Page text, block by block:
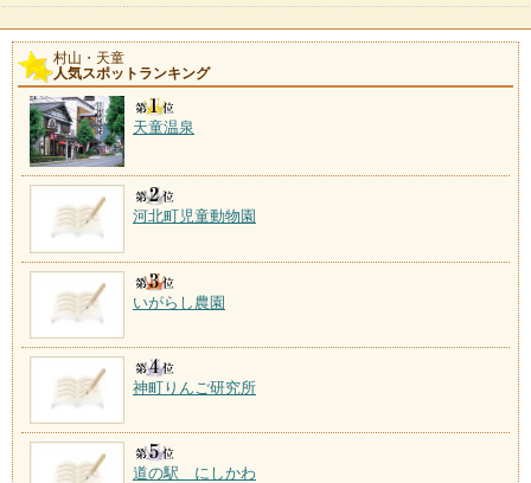
村山・天童
人気スポットランキング
天童温泉
河北町児童動物園
いがらし農園
神町りんご研究所
道の駅 にしかわ